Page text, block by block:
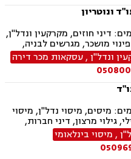
ונוטריון
דיני חוזים, מקרקעין ונדל"ן,
מושכר, מגרשים לבניה,
וצוואת, ייפוי כוח מתמשך,
ונדל"ן,עסקאות מכר דירה
מיסים, מיסוי נדל"ן, מיסוי
גילוי מרצון, דיני חברות,
והקפאת הליכים, סכסוך בין
דירה, ירושות וצוואות,
מתמשך.
, מיסוי בינלאומי